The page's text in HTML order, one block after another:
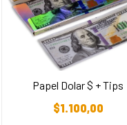
Papel Dolar $ + Tips
$1.100,00